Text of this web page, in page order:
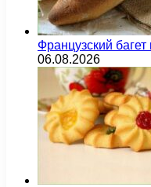
Французский багет
06.08.2026